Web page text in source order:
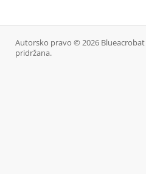
Autorsko pravo © 2026
pridržana.